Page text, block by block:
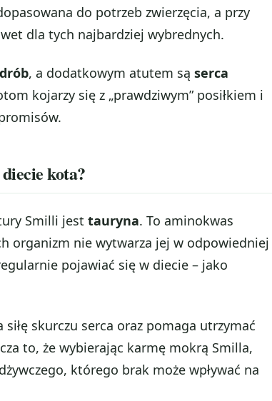
do potrzeb zwierzęcia, a przy
dla tych najbardziej wybrednych.
drób, a dodatkowym atutem są serca
kojarzy się z „prawdziwym” posiłkiem i
kota?
Smilli jest tauryna. To aminokwas
organizm nie wytwarza jej w odpowiedniej
pojawiać się w diecie – jako
skurczu serca oraz pomaga utrzymać
to, że wybierając karmę mokrą Smilla,
którego brak może wpływać na